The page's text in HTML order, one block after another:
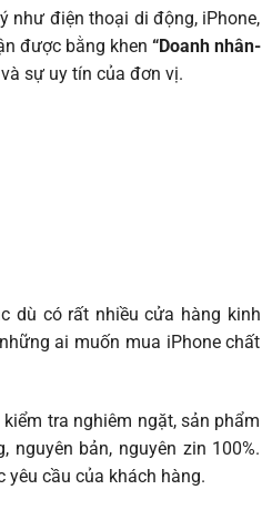
như điện thoại di động, iPhone,
được bằng khen “Doanh nhân-
sự uy tín của đơn vị.
dù có rất nhiều cửa hàng kinh
ai muốn mua iPhone chất
tra nghiêm ngặt, sản phẩm
bản, nguyên zin 100%.
cầu của khách hàng.